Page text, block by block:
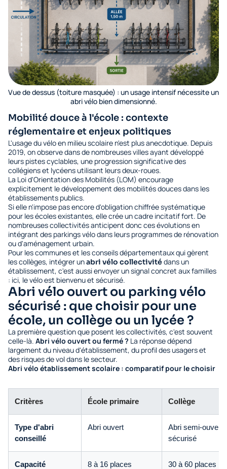
Vue de dessus (toiture masquée) : un usage intensif nécessite un
abri vélo bien dimensionné.
Mobilité douce à l'école : contexte
réglementaire et enjeux politiques
L'usage du vélo en milieu scolaire n'est plus anecdotique. Depuis
2019, on observe dans de nombreuses villes ayant développé
leurs pistes cyclables, une progression significative des
collégiens et lycéens utilisant leurs deux-roues.
La Loi d'Orientation des Mobilités (LOM) encourage
explicitement le développement des mobilités douces dans les
établissements publics.
Si elle n'impose pas encore d'obligation chiffrée systématique
pour les écoles existantes, elle crée un cadre incitatif fort. De
nombreuses collectivités anticipent donc ces évolutions en
intégrant des parkings vélo dans leurs programmes de rénovation
ou d'aménagement urbain.
Pour les communes et les conseils départementaux qui gèrent
les collèges, intégrer unabri vélo collectivitédans un
établissement, c'est aussi envoyer un signal concret aux familles
: ici, le vélo est bienvenu et sécurisé.
Abri vélo ouvert ou parking vélo
sécurisé : que choisir pour une
école, un collège ou un lycée ?
La première question que posent les collectivités, c'est souvent
celle-là. Abri vélo ouvert ou fermé ? La réponse dépend
largement du niveau d'établissement, du profil des usagers et
des risques de vol dans le secteur.
Abri vélo établissement scolaire : comparatif pour le choisir
Critères École primaire Collège
Type d'abri
conseillé
Abri ouvert
Abri semi-ouvert
sécurisé
Capacité
8 à 16 places 30 à 60 places